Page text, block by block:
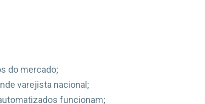
do mercado;
varejista nacional;
funcionam;